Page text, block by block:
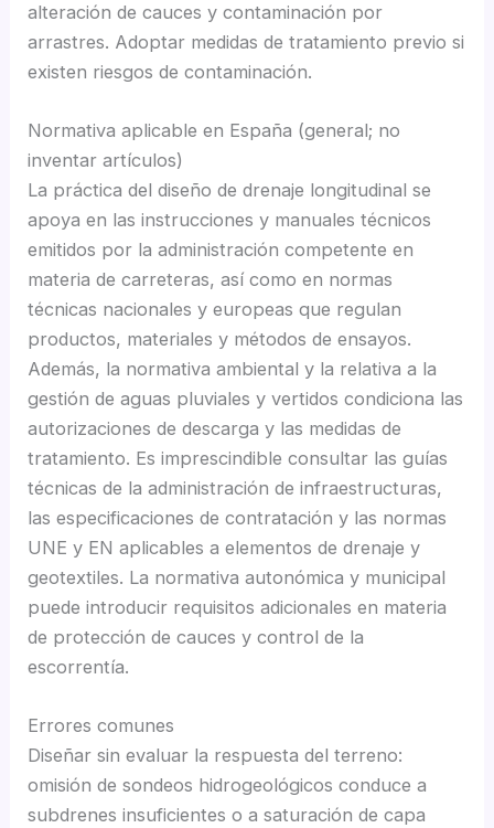
alteración de cauces y contaminación por
arrastres. Adoptar medidas de tratamiento previo si
existen riesgos de contaminación.
Normativa aplicable en España (general; no
inventar artículos)
La práctica del diseño de drenaje longitudinal se
apoya en las instrucciones y manuales técnicos
emitidos por la administración competente en
materia de carreteras, así como en normas
técnicas nacionales y europeas que regulan
productos, materiales y métodos de ensayos.
Además, la normativa ambiental y la relativa a la
gestión de aguas pluviales y vertidos condiciona las
autorizaciones de descarga y las medidas de
tratamiento. Es imprescindible consultar las guías
técnicas de la administración de infraestructuras,
las especificaciones de contratación y las normas
UNE y EN aplicables a elementos de drenaje y
geotextiles. La normativa autonómica y municipal
puede introducir requisitos adicionales en materia
de protección de cauces y control de la
escorrentía.
Errores comunes
Diseñar sin evaluar la respuesta del terreno:
omisión de sondeos hidrogeológicos conduce a
subdrenes insuficientes o a saturación de capa